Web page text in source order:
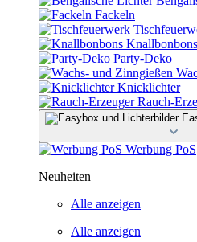
Fackeln
Knallbonbons
Party-Deko
Knicklichter
Rauch-
Werbung PoS
Neuheiten
Alle anzeigen
Alle anzeigen